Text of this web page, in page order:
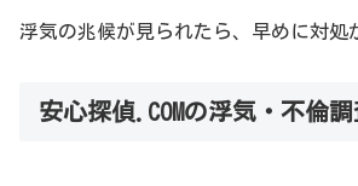
浮気の兆候が見られたら、早めに対処
安心探偵.COMの浮気・不倫